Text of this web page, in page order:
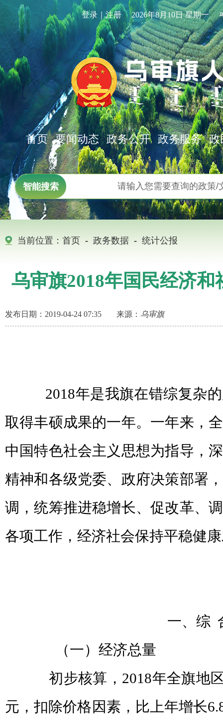
登录｜注册 2026年8月10日 星期一
首页 要闻动态 政务公开 政务服务 政
智能搜索
当前位置： 首页 - 政务数据 - 统计公报
乌审旗2018年国民经济
发布日期：2019-04-24 07:35 来源： 乌审旗
2018年是我旗在错综复杂的
取得丰硕成果的一年。一年来，
中国特色社会主义思想为指导，
精神和各级党委、政府决策部署
调，统筹推进稳增长、促改革、
各项工作，经济社会保持平稳健
一、综
（一）经济总量
初步核算，2018年全旗地区
元，扣除价格因素，比上年增长